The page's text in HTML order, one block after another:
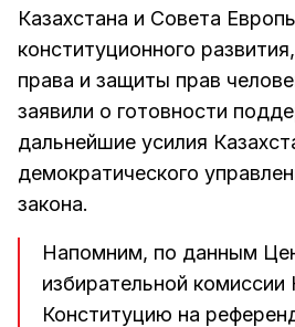
Казахстана и Совета
конституционного
права и защиты прав
заявили о готовности
дальнейшие усилия
демократического
закона.
Напомним, по данным
избирательной комиссии
Конституцию на